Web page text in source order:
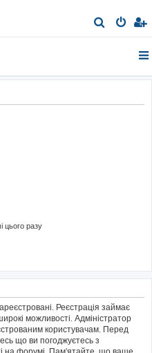
о
цього разу
Реєстрація займає
можливості. Адміністратор
користувачам. Перед
що ви погоджуєтесь з
на форумі. Пам'ятайте, що ваше